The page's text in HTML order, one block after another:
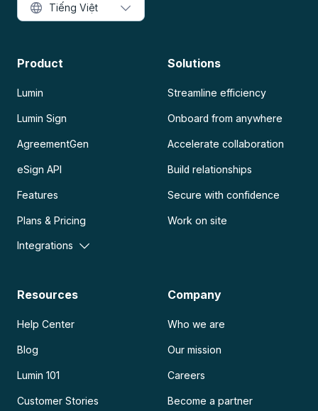
Product
Lumin
Lumin Sign
AgreementGen
eSign API
Features
Plans & Pricing
Integrations
Solutions
Streamline efficiency
Onboard from anywhere
Accelerate collaboration
Build relationships
Secure with confidence
Work on site
Resources
Help Center
Blog
Lumin 101
Customer Stories
Company
Who we are
Our mission
Careers
Become a partner
Tiếng Việt